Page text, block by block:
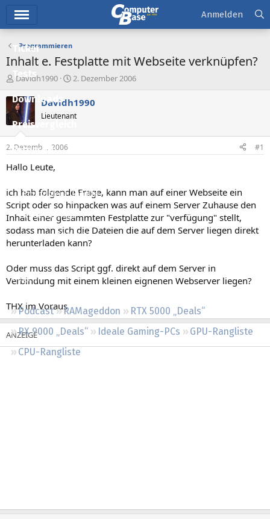
Ticker
Tests
Downloads
Preisvergleich
Forum
Aktuelles
Empfohlene Inhalte
Neue Beiträge
Neueste Aktivitäten
Regeln
Podcast RAMageddon
RTX 5000 „Deals“
RX 9000 „Deals“
Ideale Gaming-PCs
GPU-Rangliste
CPU-Rangliste
Anmelden
Programmieren
Inhalt e. Festplatte mit Webseite verknüpfen?
E
s
t
e
l
e
r
Davidh1990
E
s
e
t
2. Dezember 2006
Davidh1990
Lieutenant
2. Dezember 2006 #1
Hallo Leute,
ich hab folgende Frage, kann man auf einer Webseite ein
Script oder so hinpacken was auf einem Server Zuhause den
Inhalt einer gesammten Festplatte zur "verfügung" stellt,
sodass man sich die Dateien die auf dem Server liegen direkt
herunterladen kann?
Oder muss das Script ggf. direkt auf dem Server in
Verbindung mit einem kleinen eignenen Webserver liegen?
THX im Voraus